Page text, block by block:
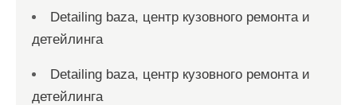
Detailing baza, центр кузовного ремонта и
детейлинга
Detailing baza, центр кузовного ремонта и
детейлинга